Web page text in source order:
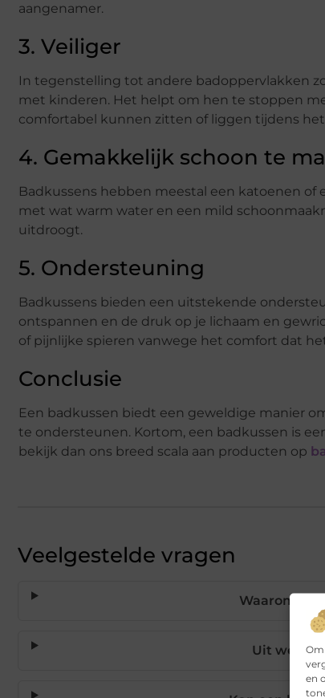
en
aangenamer.
3. Veiliger
In tegenstelling tot andere badoppervlakken
met kinderen. Het helpt om hen te stoppen
comfortabel kunnen zitten of liggen tijdens
4. Gemakkelijk schoon te
Badkussens hebben meestal een katoenen
met wat warm water en een mild
uitdroogt.
5. Ondersteuning
Badkussens bieden een uitstekende
ontspannen en de druk op je lichaam en
of pijnlijke spieren vanwege het comfort dat
Conclusie
Een badkussen biedt een geweldige manier
te ondersteunen. Kortom, een badkussen is
bekijk dan ons breed scala aan producten op
Veelgestelde vragen
Waarom is
Uit welk